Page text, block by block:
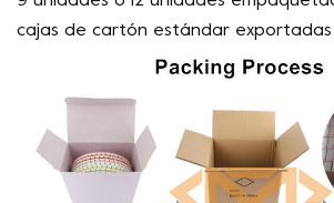
cajas de cartón estándar exportadas